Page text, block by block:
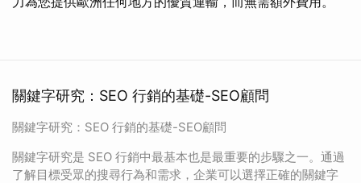
關鍵字研究：SEO 行銷的基礎-SEO顧問
關鍵字研究：SEO 行銷的基礎-SEO顧問
關鍵字研究是 SEO 行銷中最基本也是最重要的步驟之一。通過
了解目標受眾的搜尋行為和需求，企業可以選擇正確的關鍵字